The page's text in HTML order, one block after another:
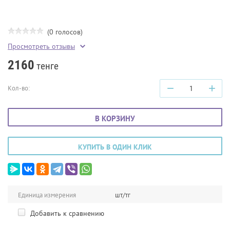
(0 голосов)
Просмотреть отзывы
2160 тенге
Кол-во: − +
В КОРЗИНУ
КУПИТЬ В ОДИН КЛИК
Единица измерения шт/тг
Добавить к сравнению